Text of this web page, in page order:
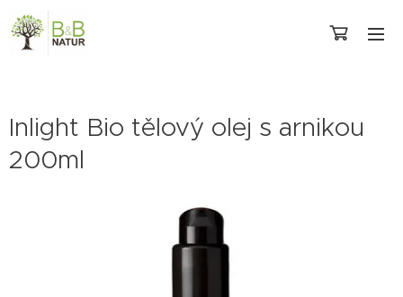
Inlight Bio tělový olej s arnikou
200ml